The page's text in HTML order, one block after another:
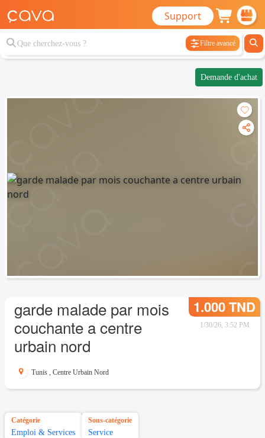
Support
Filtre avancé
Demande d'achat
garde malade par mois
couchante a centre
urbain nord
1.000 TND
1/30/26, 3:52 PM
Tunis , Centre Urbain Nord
Catégorie
Emploi & Services
Sous-catégorie
Service